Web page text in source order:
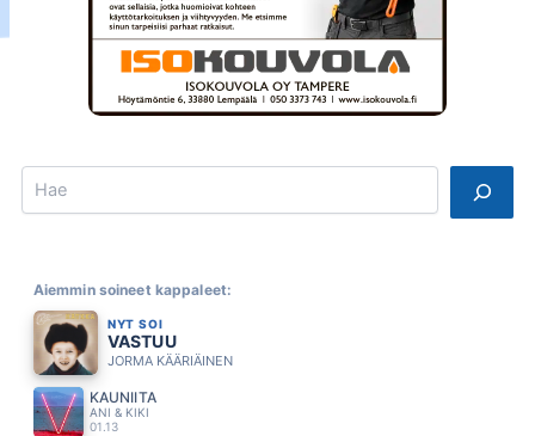
Search
Aiemmin soineet kappaleet:
NYT SOI
VASTUU
JORMA KÄÄRIÄINEN
KAUNIITA
ANI & KIKI
01.13